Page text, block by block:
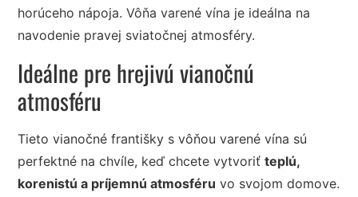
horúceho nápoja. Vôňa varené vína je ideálna na
navodenie pravej sviatočnej atmosféry.
Ideálne pre hrejivú vianočnú
atmosféru
Tieto vianočné františky s vôňou varené vína sú
perfektné na chvíle, keď chcete vytvoriťteplú,
korenistú a príjemnú atmosféru vo svojom domove.